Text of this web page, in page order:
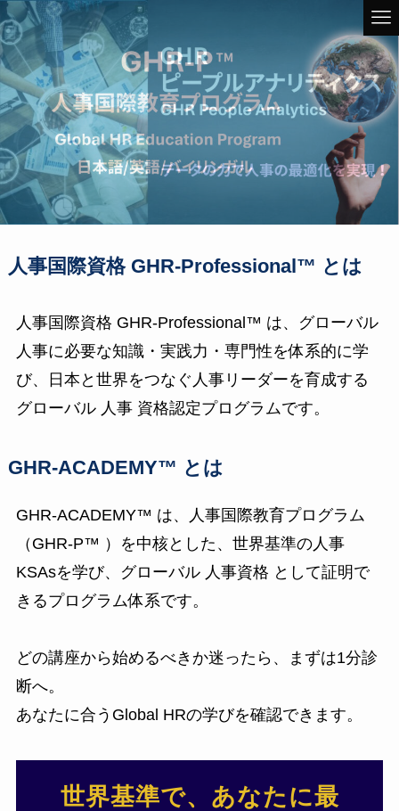
人事国際資格 GHR-Professional™︎ とは
人事国際資格 GHR-Professional™︎ は、グローバル
人事に必要な知識・実践力・専門性を体系的に学
び、日本と世界をつなぐ人事リーダーを育成する
グローバル 人事 資格認定プログラムです。
GHR-ACADEMY™︎ とは
GHR-ACADEMY™︎ は、人事国際教育プログラム
（GHR-P™︎ ）を中核とした、世界基準の人事
KSAsを学び、グローバル 人事資格 として証明で
きるプログラム体系です。
どの講座から始めるべきか迷ったら、まずは1分診
断へ。
あなたに合うGlobal HRの学びを確認できます。
世界基準で、あなたに最